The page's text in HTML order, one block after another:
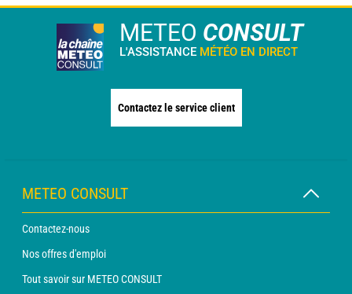
METEO CONSULT
L'ASSISTANCE MÉTÉO EN DIRECT
Contactez le service client
METEO CONSULT
Contactez-nous
Nos offres d'emploi
Tout savoir sur METEO CONSULT